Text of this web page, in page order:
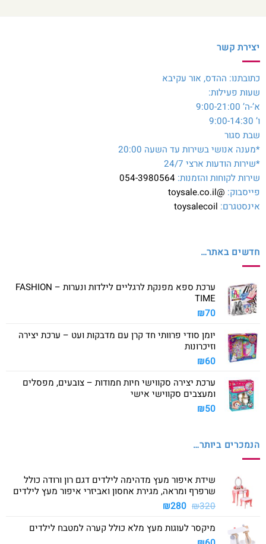
יצירת קשר
כתובתנו: ההדס, אור עקיבא
שעות פעילות:
א’-ה’ 9:00-21:00
ו’ 9:00-14:30
שבת סגור
*מענה אנושי בשירות עד השעה 20:00
*שירות הודעות ארצי 24/7
שירות לקוחות והזמנות: 054-3980564
פייסבוק: @toysale.co.il
אינסטגרם: toysalecoil
חדשים באתר…
ערכת ספא מפנקת לרגליים לילדות ונערות – FASHION
TIME
₪70
יומן סודי פרוותי חד קרן עם מדבקות ועט – ערכת יצירה
וזיכרונות
₪60
ערכת יצירה סקווישי חיות חמודות – צובעים, מפסלים
ומעצבים סקווישי אישי
₪50
הנמכרים ביותר…
שידת איפור מעץ מדהימה לילדים דגם רון ורודה כולל
שרפרף ומראה, מגירת אחסון ואביזרי איפור מעץ לילדים
₪320
המחיר
היה:
₪280 המחיר
הוא:
מיקסר לעוגות מעץ מלא כולל קערה למטבח לילדים